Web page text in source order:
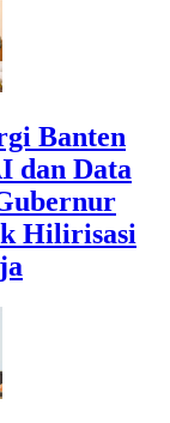
Banten
dan Data
Hilirisasi